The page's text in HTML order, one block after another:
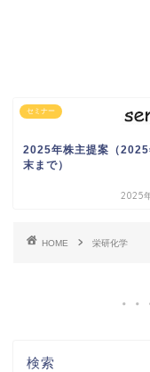
セミナー
2025年株主提案（2025
末まで）
2025
HOME 栄研化学
検索